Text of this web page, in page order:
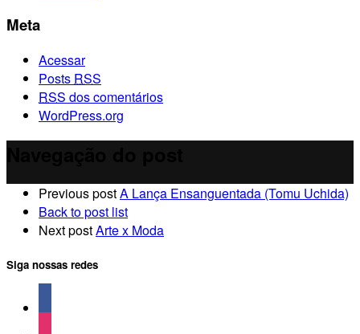
Meta
Acessar
Posts RSS
RSS dos comentários
WordPress.org
Previous postA Lança Ensanguentada (Tomu Uchida)
Back to post list
Next postArte x Moda
Siga nossas redes